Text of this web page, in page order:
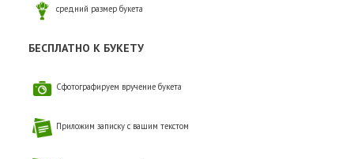
средний размер букета
БЕСПЛАТНО К БУКЕТУ
Сфотографируем вручение букета
Приложим записку с вашим текстом